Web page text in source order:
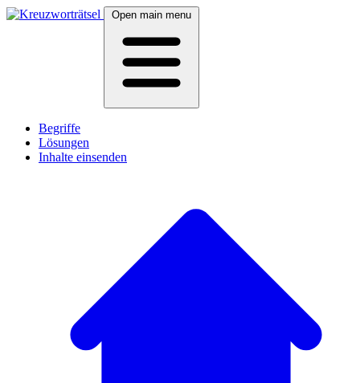
Open main menu
Begriffe
Lösungen
Inhalte einsenden